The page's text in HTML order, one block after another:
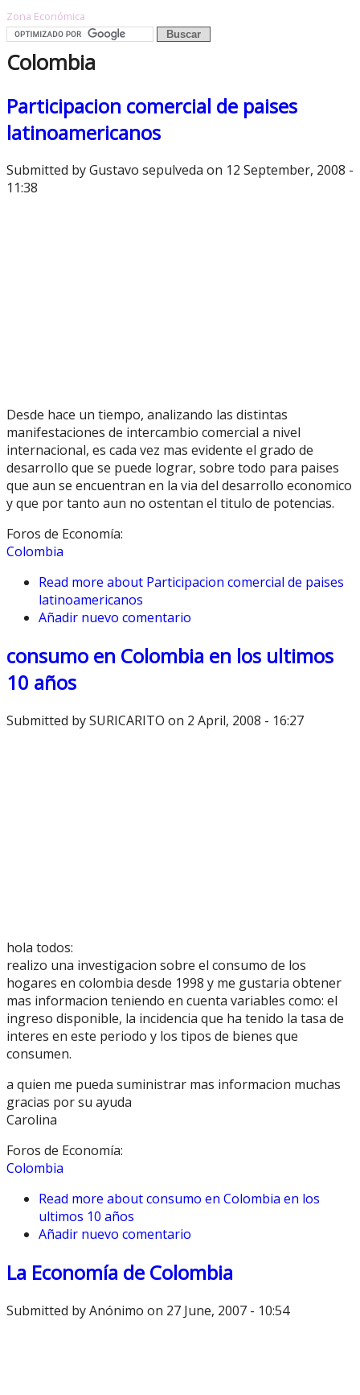
Zona Económica
Colombia
Participacion comercial de paises
latinoamericanos
Submitted byGustavo sepulveda on 12 September, 2008 -
11:38
Desde hace un tiempo, analizando las distintas
manifestaciones de intercambio comercial a nivel
internacional, es cada vez mas evidente el grado de
desarrollo que se puede lograr, sobre todo para paises
que aun se encuentran en la via del desarrollo economico
y que por tanto aun no ostentan el titulo de potencias.
Foros de Economía:
Colombia
Read more about Participacion comercial de paises
latinoamericanos
Añadir nuevo comentario
consumo en Colombia en los ultimos
10 años
Submitted bySURICARITO on 2 April, 2008 - 16:27
hola todos:
realizo una investigacion sobre el consumo de los
hogares en colombia desde 1998 y me gustaria obtener
mas informacion teniendo en cuenta variables como: el
ingreso disponible, la incidencia que ha tenido la tasa de
interes en este periodo y los tipos de bienes que
consumen.
a quien me pueda suministrar mas informacion muchas
gracias por su ayuda
Carolina
Foros de Economía:
Colombia
Read more about consumo en Colombia en los
ultimos 10 años
Añadir nuevo comentario
La Economía de Colombia
Submitted byAnónimo on 27 June, 2007 - 10:54